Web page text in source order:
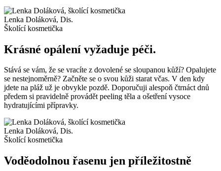
Lenka Doláková, Dis.
Školící kosmetička
Krásné opálení vyžaduje péči.
Stává se vám, že se vracíte z dovolené se sloupanou kůží? Opalujete
se nestejnoměrně? Začněte se o svou kůži starat včas. V den kdy
jdete na pláž už je obvykle pozdě. Doporučuji alespoň čtrnáct dnů
předem si pravidelně provádět peeling těla a ošetření vysoce
hydratujícími přípravky.
Lenka Doláková, Dis.
Školící kosmetička
Voděodolnou řasenu jen příležitostně